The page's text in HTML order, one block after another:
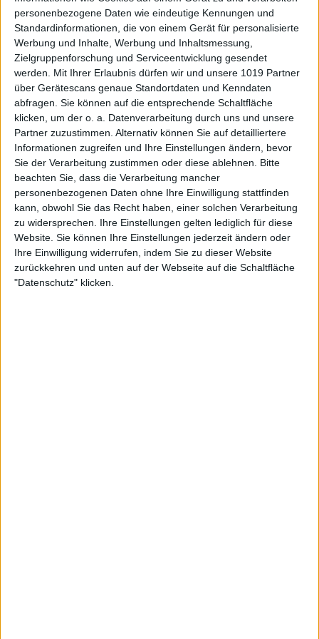
personenbezogene Daten wie eindeutige Kennungen und
Standardinformationen, die von einem Gerät für personalisierte
Werbung und Inhalte, Werbung und Inhaltsmessung,
Zielgruppenforschung und Serviceentwicklung gesendet
werden.
Mit Ihrer Erlaubnis dürfen wir und unsere 1019 Partner
über Gerätescans genaue Standortdaten und Kenndaten
abfragen. Sie können auf die entsprechende Schaltfläche
klicken, um der o. a. Datenverarbeitung durch uns und unsere
Partner zuzustimmen. Alternativ können Sie auf detailliertere
Informationen zugreifen und Ihre Einstellungen ändern, bevor
Sie der Verarbeitung zustimmen oder diese ablehnen.
Bitte
beachten Sie, dass die Verarbeitung mancher
personenbezogenen Daten ohne Ihre Einwilligung stattfinden
kann, obwohl Sie das Recht haben, einer solchen Verarbeitung
zu widersprechen. Ihre Einstellungen gelten lediglich für diese
Website. Sie können Ihre Einstellungen jederzeit ändern oder
Ihre Einwilligung widerrufen, indem Sie zu dieser Website
zurückkehren und unten auf der Webseite auf die Schaltfläche
"Datenschutz" klicken.